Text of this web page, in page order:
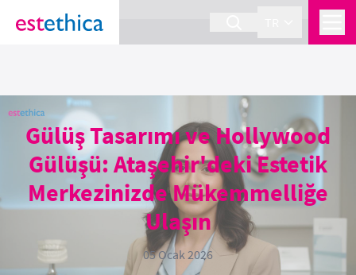
section Service {
Gülüş Tasarımı ve Hollywood
Gülüşü: Ataşehir'deki Estetik
Merkezinizde Mükemmelliğe
Ulaşın
05 Ocak 2026